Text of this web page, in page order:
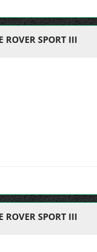
ROVER SPORT III
ROVER SPORT III